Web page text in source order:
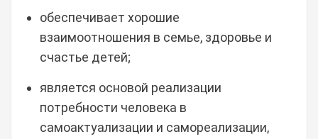
обеспечивает хорошие
взаимоотношения в семье, здоровье и
счастье детей;
является основой реализации
потребности человека в
самоактуализации и самореализации,